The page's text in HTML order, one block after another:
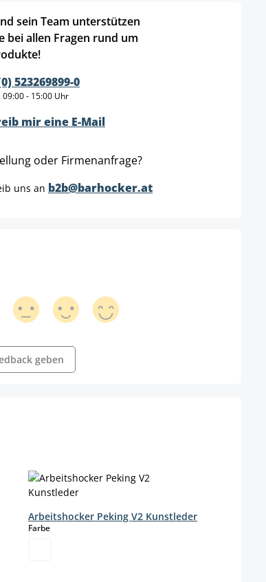
sein Team unterstützen
bei allen Fragen rund um
523269899-0
09:00 - 15:00 Uhr
mir eine E-Mail
oder Firmenanfrage?
uns an b2b@barhocker.at
geben
Arbeitshocker Peking V2 Kunstleder
Farbeauswählen